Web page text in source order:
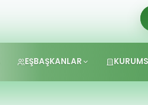
EŞBAŞKANLAR